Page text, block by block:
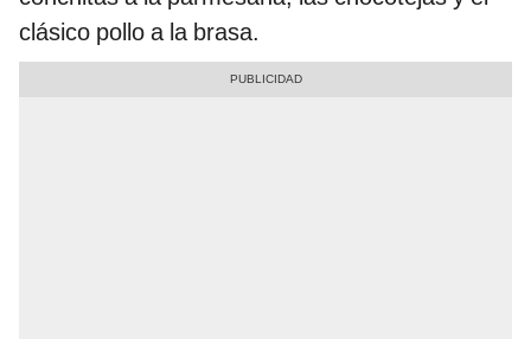
clásico pollo a la brasa.